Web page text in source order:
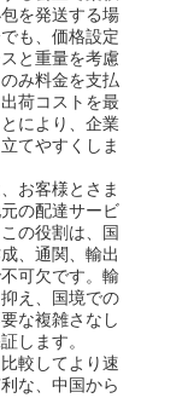
を発送する場
も、価格設定
と重量を考慮
み料金を支払
荷コストを最
により、企業
てやすくしま
お客様とさま
の配達サービ
の役割は、国
、通関、輸出
可欠です。輸
え、国境での
な複雑さなし
します。
較してより速
な、中国から